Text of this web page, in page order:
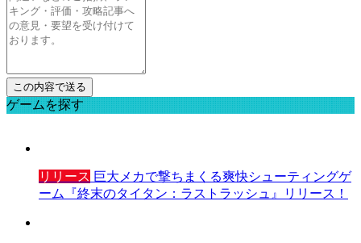
ゲームを探す
リリース 巨大メカで撃ちまくる爽快シューティングゲ
ーム『終末のタイタン：ラストラッシュ』リリース！